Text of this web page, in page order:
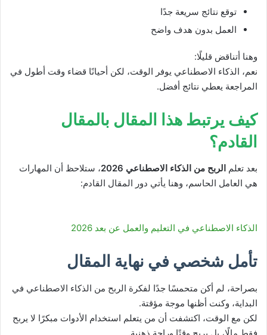
توقع نتائج سريعة جدًا
العمل بدون هدف واضح
وهنا أتناقض قليلًا:
نعم، الذكاء الاصطناعي يوفر الوقت، لكن أحيانًا قضاء وقت أطول في
المراجعة يعطي نتائج أفضل.
كيف يرتبط هذا المقال بالمقال
القادم؟
بعد تعلم الربح من الذكاء الاصطناعي 2026
، ستلاحظ أن المهارات
هي العامل الحاسم، وهنا يأتي دور المقال القادم:
الذكاء الاصطناعي في التعليم والعمل عن بعد 2026
تأمل شخصي في نهاية المقال
بصراحة، لم أكن متحمسًا جدًا لفكرة الربح من الذكاء الاصطناعي في
البداية، وكنت أظنها موجة مؤقتة.
لكن مع الوقت، اكتشفت أن من يتعلم استخدام الأدوات مبكرًا لا يربح